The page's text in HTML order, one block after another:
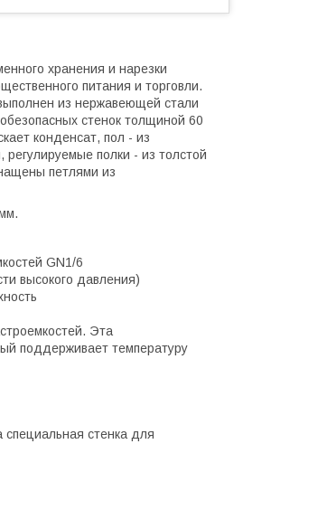
хранения и нарезки
питания и торговли.
из нержавеющей стали
стенок толщиной 60
конденсат, пол - из
полки - из толстой
петлями из
GN1/6
высокого давления)
Эта
поддерживает температуру
стенка для